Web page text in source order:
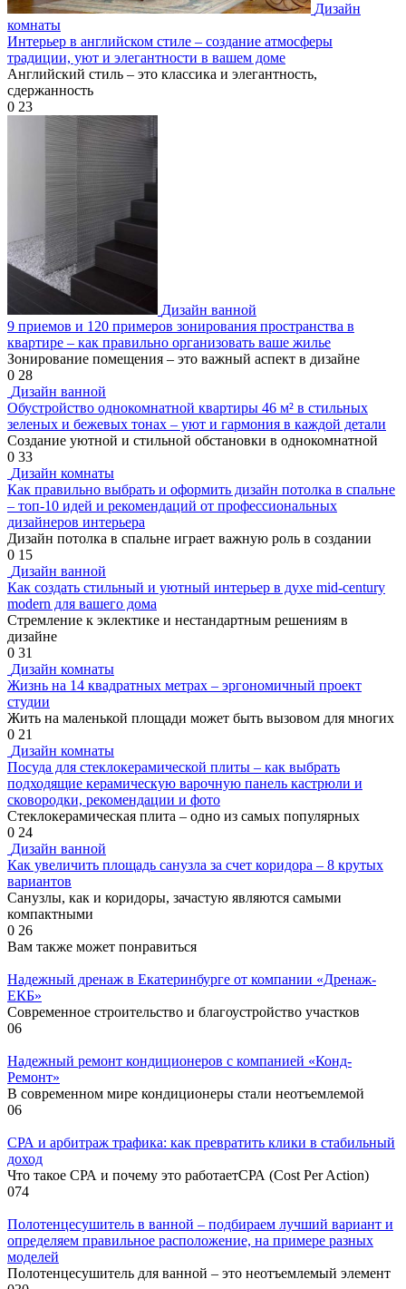
Дизайн
комнаты
Интерьер в английском стиле – создание атмосферы
традиции, уют и элегантности в вашем доме
Английский стиль – это классика и элегантность,
сдержанность
0 23
Дизайн ванной
9 приемов и 120 примеров зонирования пространства в
квартире – как правильно организовать ваше жилье
Зонирование помещения – это важный аспект в дизайне
0 28
Дизайн ванной
Обустройство однокомнатной квартиры 46 м² в стильных
зеленых и бежевых тонах – уют и гармония в каждой детали
Создание уютной и стильной обстановки в однокомнатной
0 33
Дизайн комнаты
Как правильно выбрать и оформить дизайн потолка в спальне
– топ-10 идей и рекомендаций от профессиональных
дизайнеров интерьера
Дизайн потолка в спальне играет важную роль в создании
0 15
Дизайн ванной
Как создать стильный и уютный интерьер в духе mid-century
modern для вашего дома
Стремление к эклектике и нестандартным решениям в
дизайне
0 31
Дизайн комнаты
Жизнь на 14 квадратных метрах – эргономичный проект
студии
Жить на маленькой площади может быть вызовом для многих
0 21
Дизайн комнаты
Посуда для стеклокерамической плиты – как выбрать
подходящие керамическую варочную панель кастрюли и
сковородки, рекомендации и фото
Стеклокерамическая плита – одно из самых популярных
0 24
Дизайн ванной
Как увеличить площадь санузла за счет коридора – 8 крутых
вариантов
Санузлы, как и коридоры, зачастую являются самыми
компактными
0 26
Вам также может понравиться
Надежный дренаж в Екатеринбурге от компании «Дренаж-
ЕКБ»
Современное строительство и благоустройство участков
06
Надежный ремонт кондиционеров с компанией «Конд-
Ремонт»
В современном мире кондиционеры стали неотъемлемой
06
СРА и арбитраж трафика: как превратить клики в стабильный
доход
Что такое СРА и почему это работаетСРА (Cost Per Action)
074
Полотенцесушитель в ванной – подбираем лучший вариант и
определяем правильное расположение, на примере разных
моделей
Полотенцесушитель для ванной – это неотъемлемый элемент